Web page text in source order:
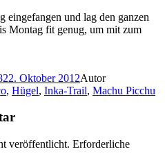
eingefangen und lag den ganzen
Montag fit genug, um mit zum
22. Oktober 2012Autor
, Hügel, Inka-Trail, Machu Picchu
veröffentlicht. Erforderliche